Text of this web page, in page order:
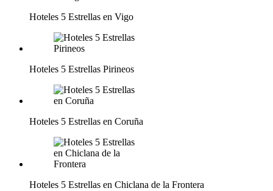
Hoteles 5 Estrellas en Vigo
Hoteles 5 Estrellas Pirineos
Hoteles 5 Estrellas en Coruña
Hoteles 5 Estrellas en Chiclana de la Frontera